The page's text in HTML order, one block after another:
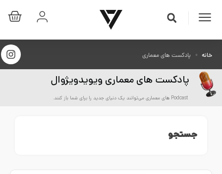
خانه پادکست های معماری
پادکست های معماری ویویدویژوال
Podcast های معماری می‌توانند یک دنیای جدید را برای شما باز کنند.
جستجو